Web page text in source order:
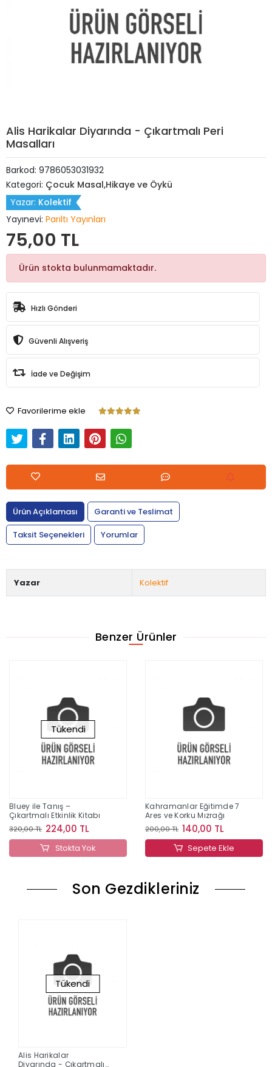
Alis Harikalar Diyarında - Çıkartmalı Peri
Masalları
Barkod: 9786053031932
Kategori: Çocuk Masal,Hikaye ve Öykü
Yazar: Kolektif
Yayınevi: Parıltı Yayınları
75,00 TL
Ürün stokta bulunmamaktadır.
Hızlı Gönderi
Güvenli Alışveriş
İade ve Değişim
Favorilerime ekle
Ürün Açıklaması
Garanti ve Teslimat
Taksit Seçenekleri
Yorumlar
Yazar Kolektif
Benzer Ürünler
Tükendi
Bluey ile Tanış –
Çıkartmalı Etkinlik Kitabı
320,00 TL 224,00 TL
Stokta Yok
Kahramanlar Eğitimde 7
Ares ve Korku Mızrağı
200,00 TL 140,00 TL
Sepete Ekle
Son Gezdikleriniz
Tükendi
Alis Harikalar
Diyarında - Çıkartmalı